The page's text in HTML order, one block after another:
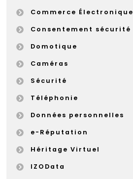
Commerce Électronique
Consentement sécurité
Domotique
Caméras
Sécurité
Téléphonie
Données personnelles
e-Réputation
Héritage Virtuel
IZOData